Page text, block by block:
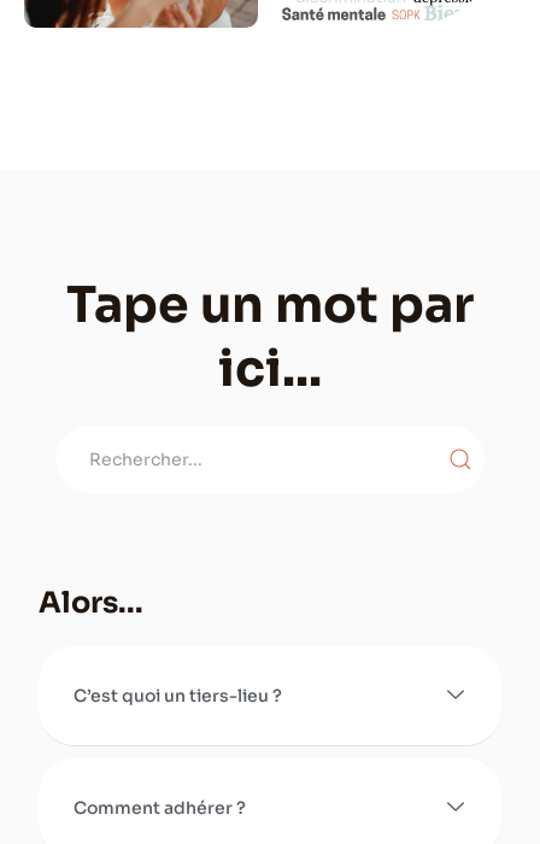
Tape un mot par
ici...
Alors...
C’est quoi un tiers-lieu ?
Comment adhérer ?